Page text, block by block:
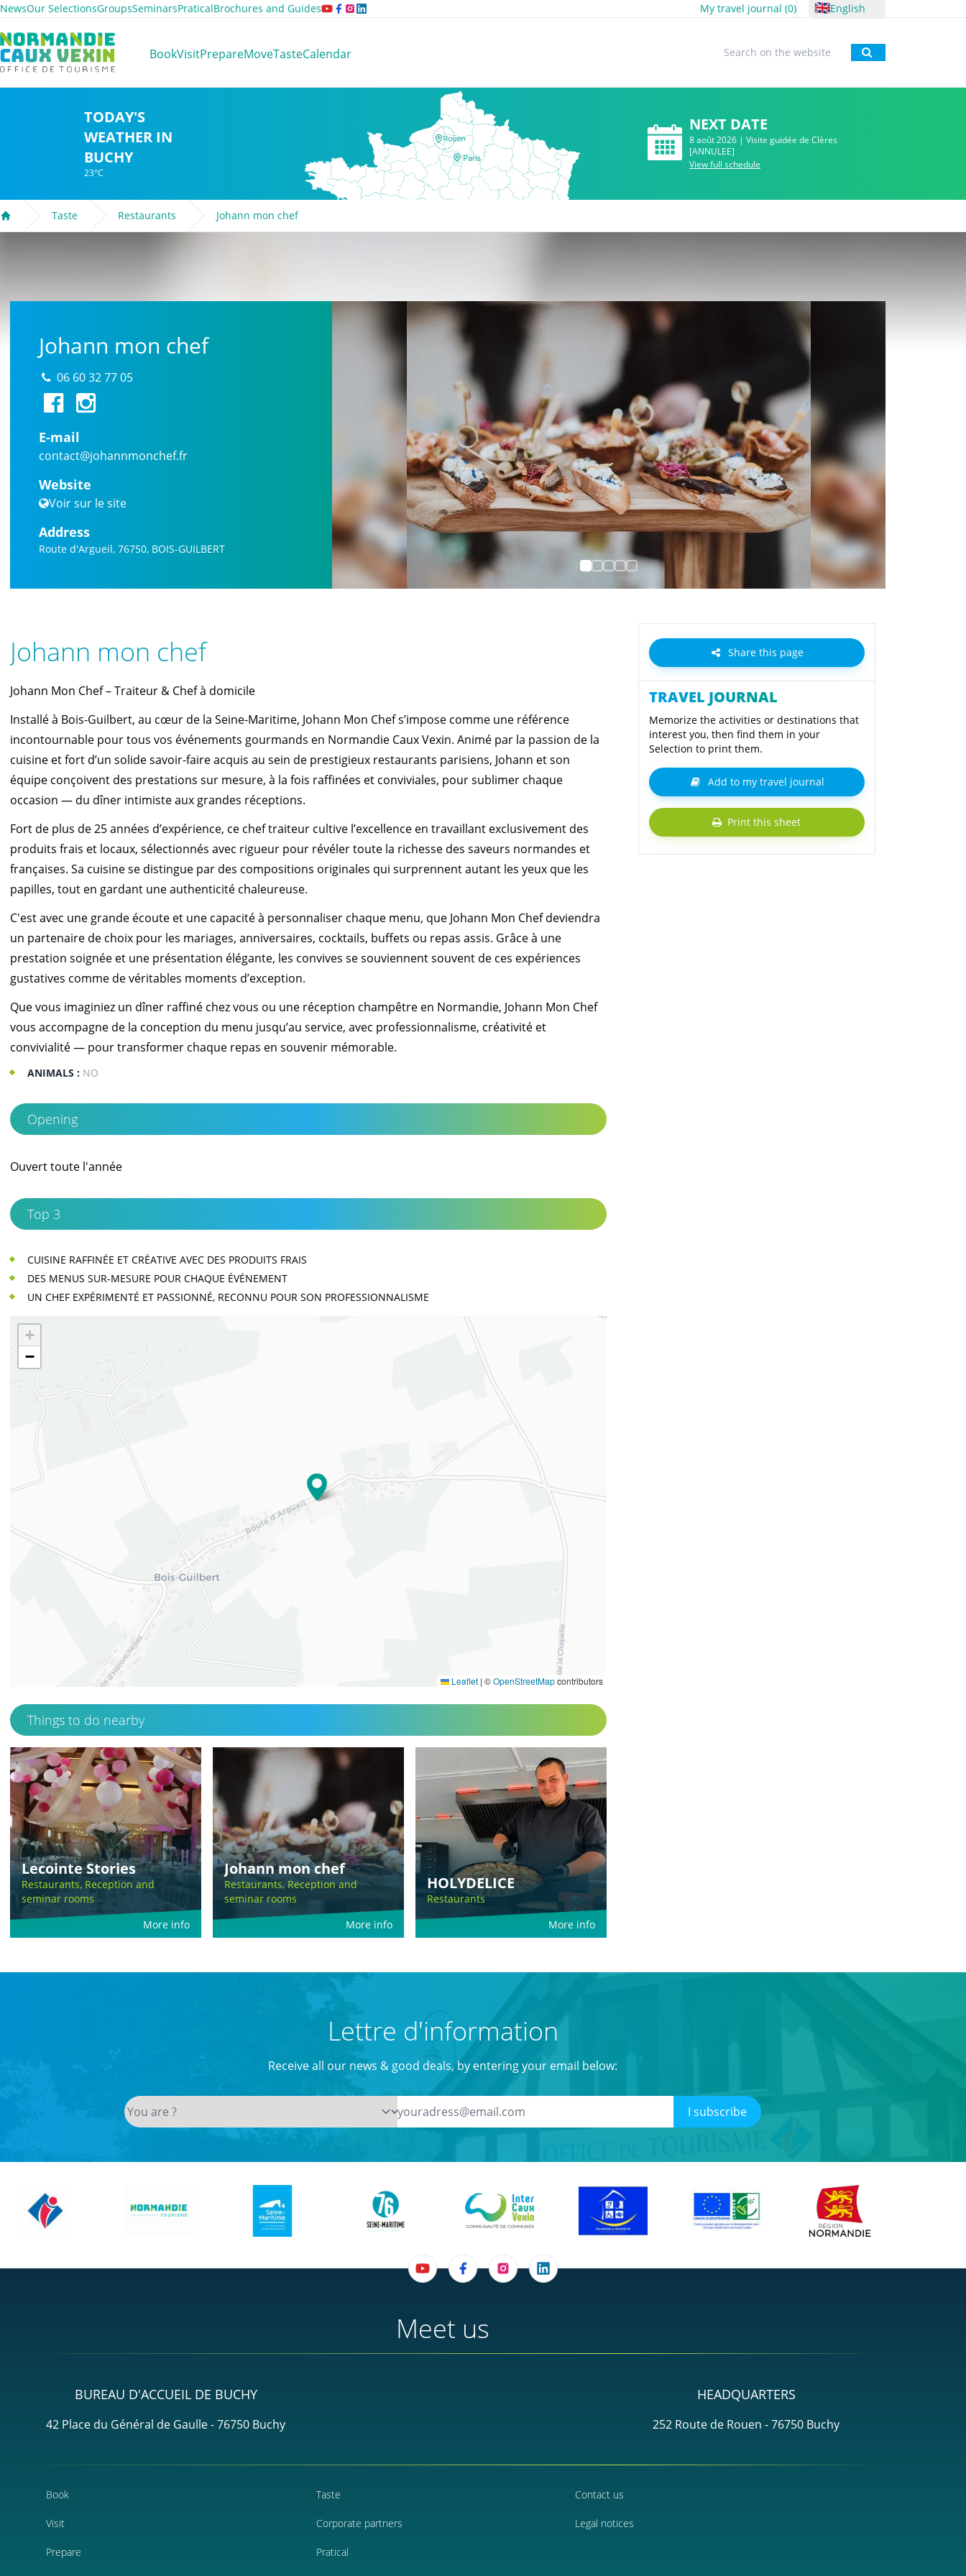
NewsOur SelectionsGroupsSeminarsPraticalBrochures and Guides My travel journal (0) 🇬🇧English
Normandie Caux Vexin
BookVisitPrepareMoveTasteCalendar To research
TODAY'S
WEATHER IN
BUCHY
23°C
NEXT DATE
8 août 2026 | Visite guidée de Clères
[ANNULEE]
View full schedule
Welcome
Taste Restaurants Johann mon chef
Johann mon chef
06 60 32 77 05
E-mail
contact@johannmonchef.fr
Website
Voir sur le site
Address
Route d'Argueil, 76750, BOIS-GUILBERT
Johann mon chef
Johann Mon Chef – Traiteur & Chef à domicile
Installé à Bois-Guilbert, au cœur de la Seine-Maritime, Johann Mon Chef s’impose comme une référence
incontournable pour tous vos événements gourmands en Normandie Caux Vexin. Animé par la passion de la
cuisine et fort d’un solide savoir-faire acquis au sein de prestigieux restaurants parisiens, Johann et son
équipe conçoivent des prestations sur mesure, à la fois raffinées et conviviales, pour sublimer chaque
occasion — du dîner intimiste aux grandes réceptions.
Fort de plus de 25 années d’expérience, ce chef traiteur cultive l’excellence en travaillant exclusivement des
produits frais et locaux, sélectionnés avec rigueur pour révéler toute la richesse des saveurs normandes et
françaises. Sa cuisine se distingue par des compositions originales qui surprennent autant les yeux que les
papilles, tout en gardant une authenticité chaleureuse.
C'est avec une grande écoute et une capacité à personnaliser chaque menu, que Johann Mon Chef deviendra
un partenaire de choix pour les mariages, anniversaires, cocktails, buffets ou repas assis. Grâce à une
prestation soignée et une présentation élégante, les convives se souviennent souvent de ces expériences
gustatives comme de véritables moments d’exception.
Que vous imaginiez un dîner raffiné chez vous ou une réception champêtre en Normandie, Johann Mon Chef
vous accompagne de la conception du menu jusqu’au service, avec professionnalisme, créativité et
convivialité — pour transformer chaque repas en souvenir mémorable.
ANIMALS : NO
Opening
Ouvert toute l'année
Top 3
CUISINE RAFFINÉE ET CRÉATIVE AVEC DES PRODUITS FRAIS
DES MENUS SUR-MESURE POUR CHAQUE ÉVÉNEMENT
UN CHEF EXPÉRIMENTÉ ET PASSIONNÉ, RECONNU POUR SON PROFESSIONNALISME
+
−
Leaflet | ©OpenStreetMapcontributors
Things to do nearby
Lecointe Stories
Restaurants, Reception and
seminar rooms
More info
Johann mon chef
Restaurants, Reception and
seminar rooms
More info
HOLYDELICE
Restaurants
More info
Share this page
TRAVEL JOURNAL
Memorize the activities or destinations that
interest you, then find them in your
Selection to print them.
Add to my travel journal
Print this sheet
Lettre d'information
Receive all our news & good deals, by entering your email below:
I subscribe
Meet us
BUREAU D'ACCUEIL DE BUCHY
42 Place du Général de Gaulle - 76750 Buchy
HEADQUARTERS
252 Route de Rouen - 76750 Buchy
Book
Visit
Prepare
Taste
Corporate partners
Pratical
Contact us
Legal notices